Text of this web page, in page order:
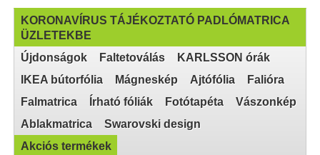
KORONAVÍRUS TÁJÉKOZTATÓ PADLÓMATRICA
ÜZLETEKBE
Újdonságok
Faltetoválás
KARLSSON órák
IKEA bútorfólia
Mágneskép Ajtófólia
Falióra
Falmatrica
Írható fóliák Fotótapéta
Vászonkép
Ablakmatrica
Swarovski design
Akciós termékek